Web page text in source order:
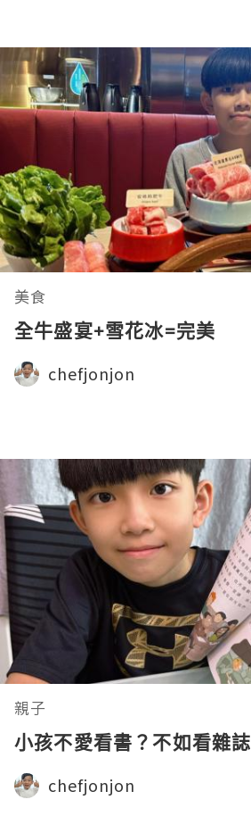
美食
全牛盛宴+雪花冰=完美
chefjonjon
親子
小孩不愛看書？不如看雜誌
chefjonjon